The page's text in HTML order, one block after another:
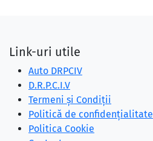
Link-uri utile
Auto DRPCIV
D.R.P.C.I.V
Termeni și Condiții
Politică de confidențialitate
Politica Cookie